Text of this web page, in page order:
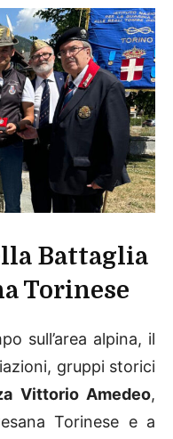
Battaglia
Torinese
sull’area alpina, il
gruppi storici
Vittorio Amedeo,
Torinese e a